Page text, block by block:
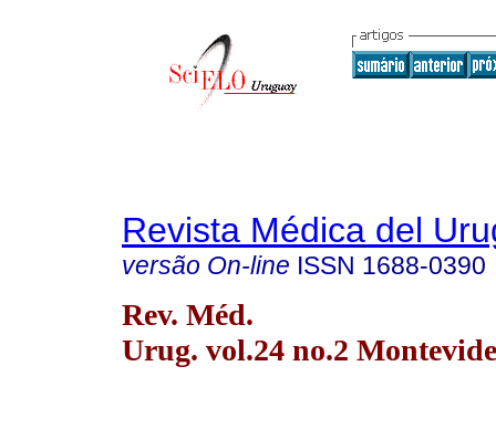
Revista Médica del
versão On-line ISSN 1688-0390
Rev. Méd.
Urug. vol.24 no.2